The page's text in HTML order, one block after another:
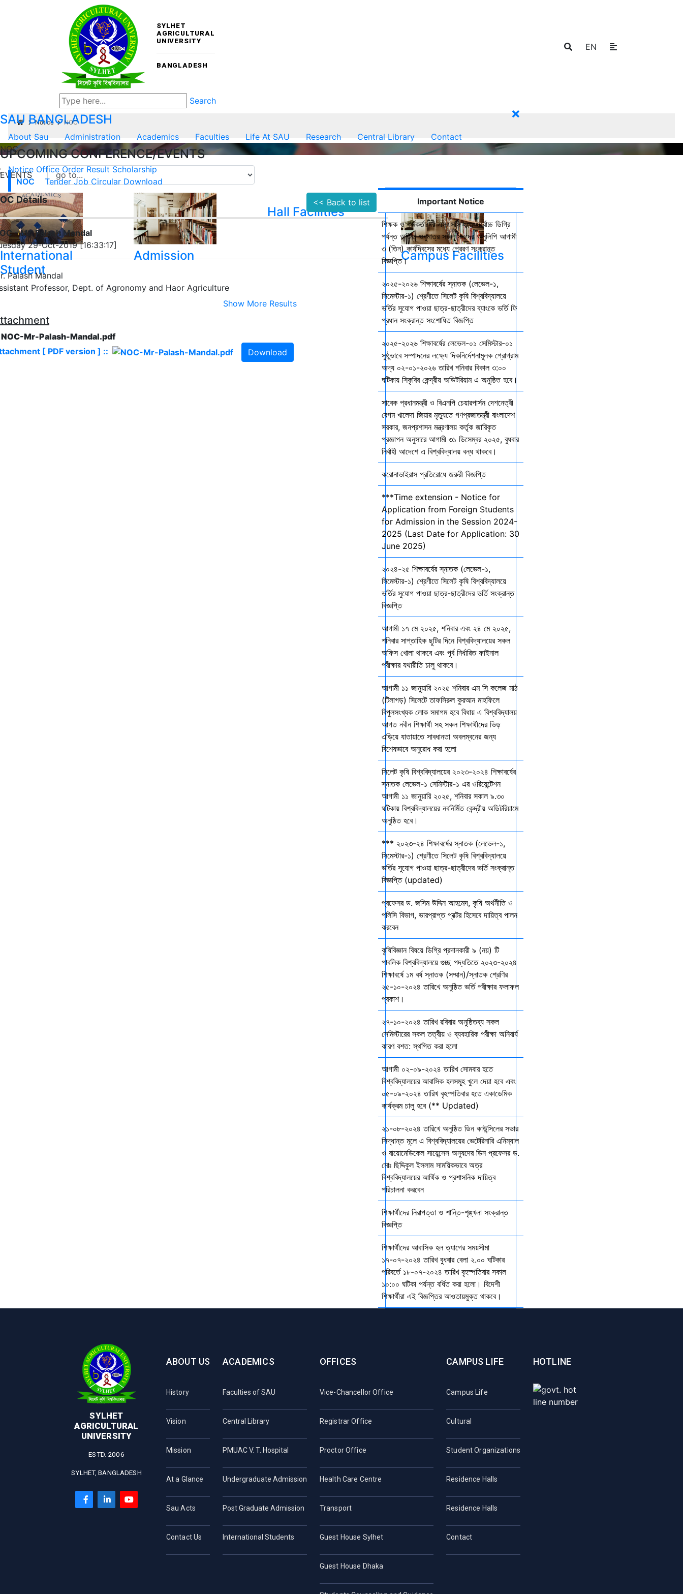
SYLHET
AGRICULTURAL
UNIVERSITY
BANGLADESH
EN
Search
SAU BANGLADESH
About Sau Administration Academics Faculties Life At SAU Research Central Library Contact
UPCOMING CONFERENCE/EVENTS
EVENTS
International
Student
Admission
Hall Facilities
Campus Facilities
Show More Results
Notice NOC
NOC
Notice Office Order Result Scholarship
NOC
Tender Job Circular Download
Details << Back to list
- Mr. Palash Mandal
29-Oct-2019 [16:33:17]
Palash Mandal
Professor, Dept. of Agronomy and Haor Agriculture
NOC-Mr-Palash-Mandal.pdf
[ PDF version ] ::
Download
Important Notice
শিক্ষক ও কর্মকর্তাদের এসএসসি হতে সর্বোচ্চ ডিগ্রি
পর্যন্ত অর্জিত শুধুমাত্র সকল সনদের অনুলিপি আগামী
৩ (তিন) কার্যদিবসের মধ্যে প্রেরণ সংক্রান্ত
বিজ্ঞপ্তি।
২০২৫-২০২৬ শিক্ষাবর্ষের স্নাতক (লেভেল-১,
সিমেস্টার-১) শ্রেণীতে সিলেট কৃষি বিশ্ববিদ্যালয়ে
ভর্তির সুযোগ পাওয়া ছাত্র-ছাত্রীদের ব্যাংকে ভর্তি ফি
প্রধান সংক্রান্ত সংশোধিত বিজ্ঞপ্তি
২০২৫-২০২৬ শিক্ষাবর্ষের লেভেল-০১ সেমিস্টার-০১
সুষ্ঠুভাবে সম্পাদনের লক্ষ্যে দিকনির্দেশনামূলক প্রোগ্রাম
অদ্য ০২-০১-২০২৬ তারিখ শনিবার বিকাল ৩:০০
ঘটিকায় সিকৃবির কেন্দ্রীয় অডিটরিয়াম এ অনুষ্ঠিত হবে।
সাবেক প্রধানমন্ত্রী ও বিএনপি চেয়ারপার্সন দেশনেত্রী
বেগম খালেদা জিয়ার মৃত্যুতে গণপ্রজাতন্ত্রী বাংলাদেশ
সরকার, জনপ্রশাসন মন্ত্রণালয় কর্তৃক জারিকৃত
প্রজ্ঞাপন অনুসারে আগামী ৩১ ডিসেম্বর ২০২৫, বুধবার
নির্বাহী আদেশে এ বিশ্ববিদ্যালয় বন্ধ থাকবে।
করোনাভাইরাস প্রতিরোধে জরুরী বিজ্ঞপ্তি
***Time extension - Notice for
Application from Foreign Students
for Admission in the Session 2024-
2025 (Last Date for Application: 30
June 2025)
২০২৪-২৫ শিক্ষাবর্ষের স্নাতক (লেভেল-১,
সিমেস্টার-১) শ্রেণীতে সিলেট কৃষি বিশ্ববিদ্যালয়ে
ভর্তির সুযোগ পাওয়া ছাত্র-ছাত্রীদের ভর্তি সংক্রান্ত
বিজ্ঞপ্তি
আগামী ১৭ মে ২০২৫, শনিবার এবং ২৪ মে ২০২৫,
শনিবার সাপ্তাহিক ছুটির দিনে বিশ্ববিদ্যালয়ের সকল
অফিস খোলা থাকবে এবং পূর্ব নির্ধারিত ফাইনাল
পরীক্ষার যথারীতি চালু থাকবে।
আগামী ১১ জানুয়ারি ২০২৫ শনিবার এম সি কলেজ মাঠ
(টিলাগড়) সিলেটে তাফসিরুল কুরআন মাহফিলে
বিপুলসংখ্যক লোক সমাগম হবে বিধায় এ বিশ্ববিদ্যালয়
আগত নবীন শিক্ষার্থী সহ সকল শিক্ষার্থীদের ভিড়
এড়িয়ে যাতায়াতে সাবধানতা অবলম্বনের জন্য
বিশেষভাবে অনুরোধ করা হলো
সিলেট কৃষি বিশ্ববিদ্যালয়ের ২০২৩-২০২৪ শিক্ষাবর্ষের
স্নাতক লেভেল-১ সেমিস্টার-১ এর ওরিয়েন্টেশন
আগামী ১১ জানুয়ারি ২০২৫, শনিবার সকাল ৯.৩০
ঘটিকায় বিশ্ববিদ্যালয়ের নবনির্মিত কেন্দ্রীয় অডিটরিয়ামে
অনুষ্ঠিত হবে।
*** ২০২৩-২৪ শিক্ষাবর্ষের স্নাতক (লেভেল-১,
সিমেস্টার-১) শ্রেণীতে সিলেট কৃষি বিশ্ববিদ্যালয়ে
ভর্তির সুযোগ পাওয়া ছাত্র-ছাত্রীদের ভর্তি সংক্রান্ত
বিজ্ঞপ্তি (updated)
প্রফেসর ড. জসিম উদ্দিন আহমেদ, কৃষি অর্থনীতি ও
পলিসি বিভাগ, ভারপ্রাপ্ত প্রক্টর হিসেবে দায়িত্ব পালন
করবেন
কৃষিবিজ্ঞান বিষয়ে ডিগ্রি প্রদানকারী ৯ (নয়) টি
পাবলিক বিশ্ববিদ্যালয়ে গুচ্ছ পদ্ধতিতে ২০২৩-২০২৪
শিক্ষাবর্ষে ১ম বর্ষ স্নাতক (সম্মান)/স্নাতক শ্রেণির
২৫-১০-২০২৪ তারিখে অনুষ্ঠিত ভর্তি পরীক্ষার ফলাফল
প্রকাশ।
২৭-১০-২০২৪ তারিখ রবিবার অনুষ্ঠিতব্য সকল
সেমিস্টারের সকল তত্বীয় ও ব্যবহারিক পরীক্ষা অনিবার্য
কারণ বশত: স্থগিত করা হলো
আগামী ০২-০৯-২০২৪ তারিখ সোমবার হতে
বিশ্ববিদ্যালয়ের আবাসিক হলসমূহ খুলে দেয়া হবে এবং
০৫-০৯-২০২৪ তারিখ বৃহস্পতিবার হতে একাডেমিক
কার্যক্রম চালু হবে (** Updated)
২১-০৮-২০২৪ তারিখে অনুষ্ঠিত ডিন কাউন্সিলের সভার
সিদ্ধান্ত মূলে এ বিশ্ববিদ্যালয়ের ভেটেরিনারি এনিম্যাল
ও বায়োমেডিকেল সায়েন্সেস অনুষদের ডিন প্রফেসর ড.
মোঃ ছিদ্দিকুল ইসলাম সাময়িকভাবে অত্র
বিশ্ববিদ্যালয়ের আর্থিক ও প্রশাসনিক দায়িত্ব
পরিচালনা করবেন
শিক্ষার্থীদের নিরাপত্তা ও শান্তি-শৃঙ্খলা সংক্রান্ত
বিজ্ঞপ্তি
শিক্ষার্থীদের আবাসিক হল ত্যাগের সময়সীমা
১৭-০৭-২০২৪ তারিখ বুধবার বেলা ২.০০ ঘটিকার
পরিবর্তে ১৮-০৭-২০২৪ তারিখ বৃহস্পতিবার সকাল
১০:০০ ঘটিকা পর্যন্ত বর্ধিত করা হলো। বিদেশী
শিক্ষার্থীরা এই বিজ্ঞপ্তির আওতায়মুক্ত থাকবে।
SYLHET
AGRICULTURAL
UNIVERSITY
ESTD. 2006
SYLHET, BANGLADESH
ABOUT US
History
Vision
Mission
At a Glance
Sau Acts
Contact Us
ACADEMICS
Faculties of SAU
Central Library
PMUAC V. T. Hospital
Undergraduate Admission
Post Graduate Admission
International Students
OFFICES
Vice-Chancellor Office
Registrar Office
Proctor Office
Health Care Centre
Transport
Guest House Sylhet
Guest House Dhaka
CAMPUS LIFE
Campus Life
Cultural
Student Organizations
Residence Halls
Residence Halls
Contact
HOTLINE